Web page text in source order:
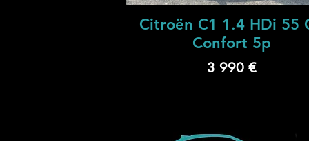
Citroën C1 1.4 HDi 55
Confort 5p
3 990 €